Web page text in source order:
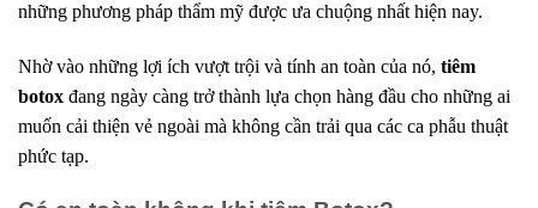
những phương pháp thẩm mỹ được ưa chuộng nhất hiện nay.
Nhờ vào những lợi ích vượt trội và tính an toàn của nó, tiêm
botox đang ngày càng trở thành lựa chọn hàng đầu cho những ai
muốn cải thiện vẻ ngoài mà không cần trải qua các ca phẫu thuật
phức tạp.